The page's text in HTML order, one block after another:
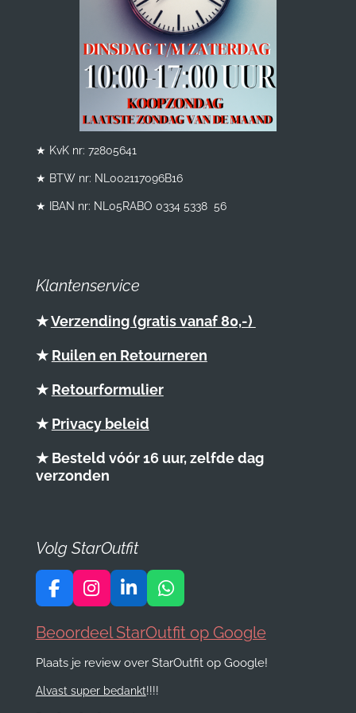
★ KvK nr: 72805641
★ BTW nr: NL002117096B16
★ IBAN nr: NL05RABO 0334 5338 56
Klantenservice
★Verzending (gratis vanaf 80,-)
★ Ruilen en Retourneren
★ Retourformulier
★ Privacy beleid
★ Besteld vóór 16 uur, zelfde dag
verzonden
Volg StarOutfit
F
c
b
o
I
s
a
r
L
n
e
I
W
a
s
Beoordeel StarOutfit op Google
Plaats je review over StarOutfit op Google!
Alvast super bedankt!!!!